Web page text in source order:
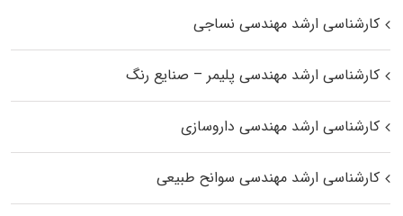
کارشناسی ارشد مهندسی نساجی
کارشناسی ارشد مهندسی پلیمر – صنایع رنگ
کارشناسی ارشد مهندسی داروسازی
کارشناسی ارشد مهندسی سوانح طبیعی